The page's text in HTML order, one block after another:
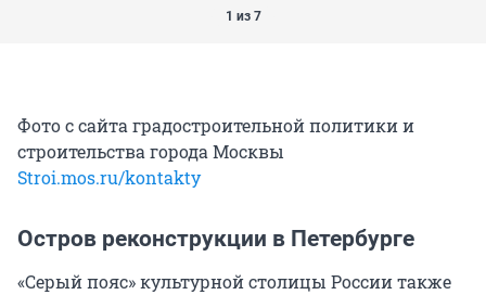
1 из 7
Фото с сайта градостроительной политики и
строительства города Москвы
Stroi.mos.ru/kontakty
Остров реконструкции в Петербурге
«Серый пояс» культурной столицы России также